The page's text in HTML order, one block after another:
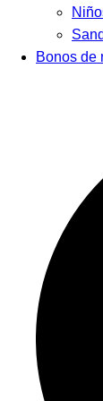
Bonos de